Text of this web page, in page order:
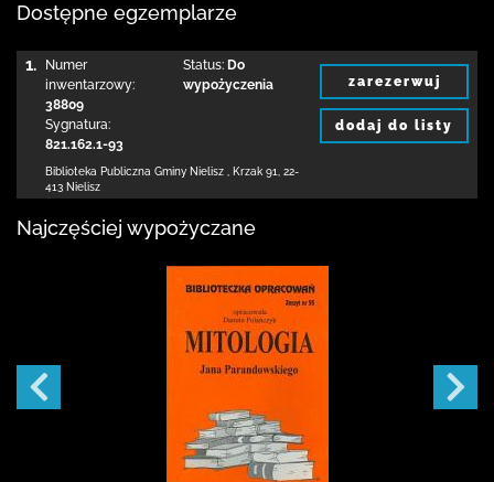
Dostępne egzemplarze
1.
Numer
inwentarzowy:
38809
Sygnatura:
821.162.1-93
Status: Do
wypożyczenia
Biblioteka Publiczna Gminy Nielisz Krzak 91
22-
413 Nielisz
zarezerwuj
dodaj do listy
Najczęściej wypożyczane